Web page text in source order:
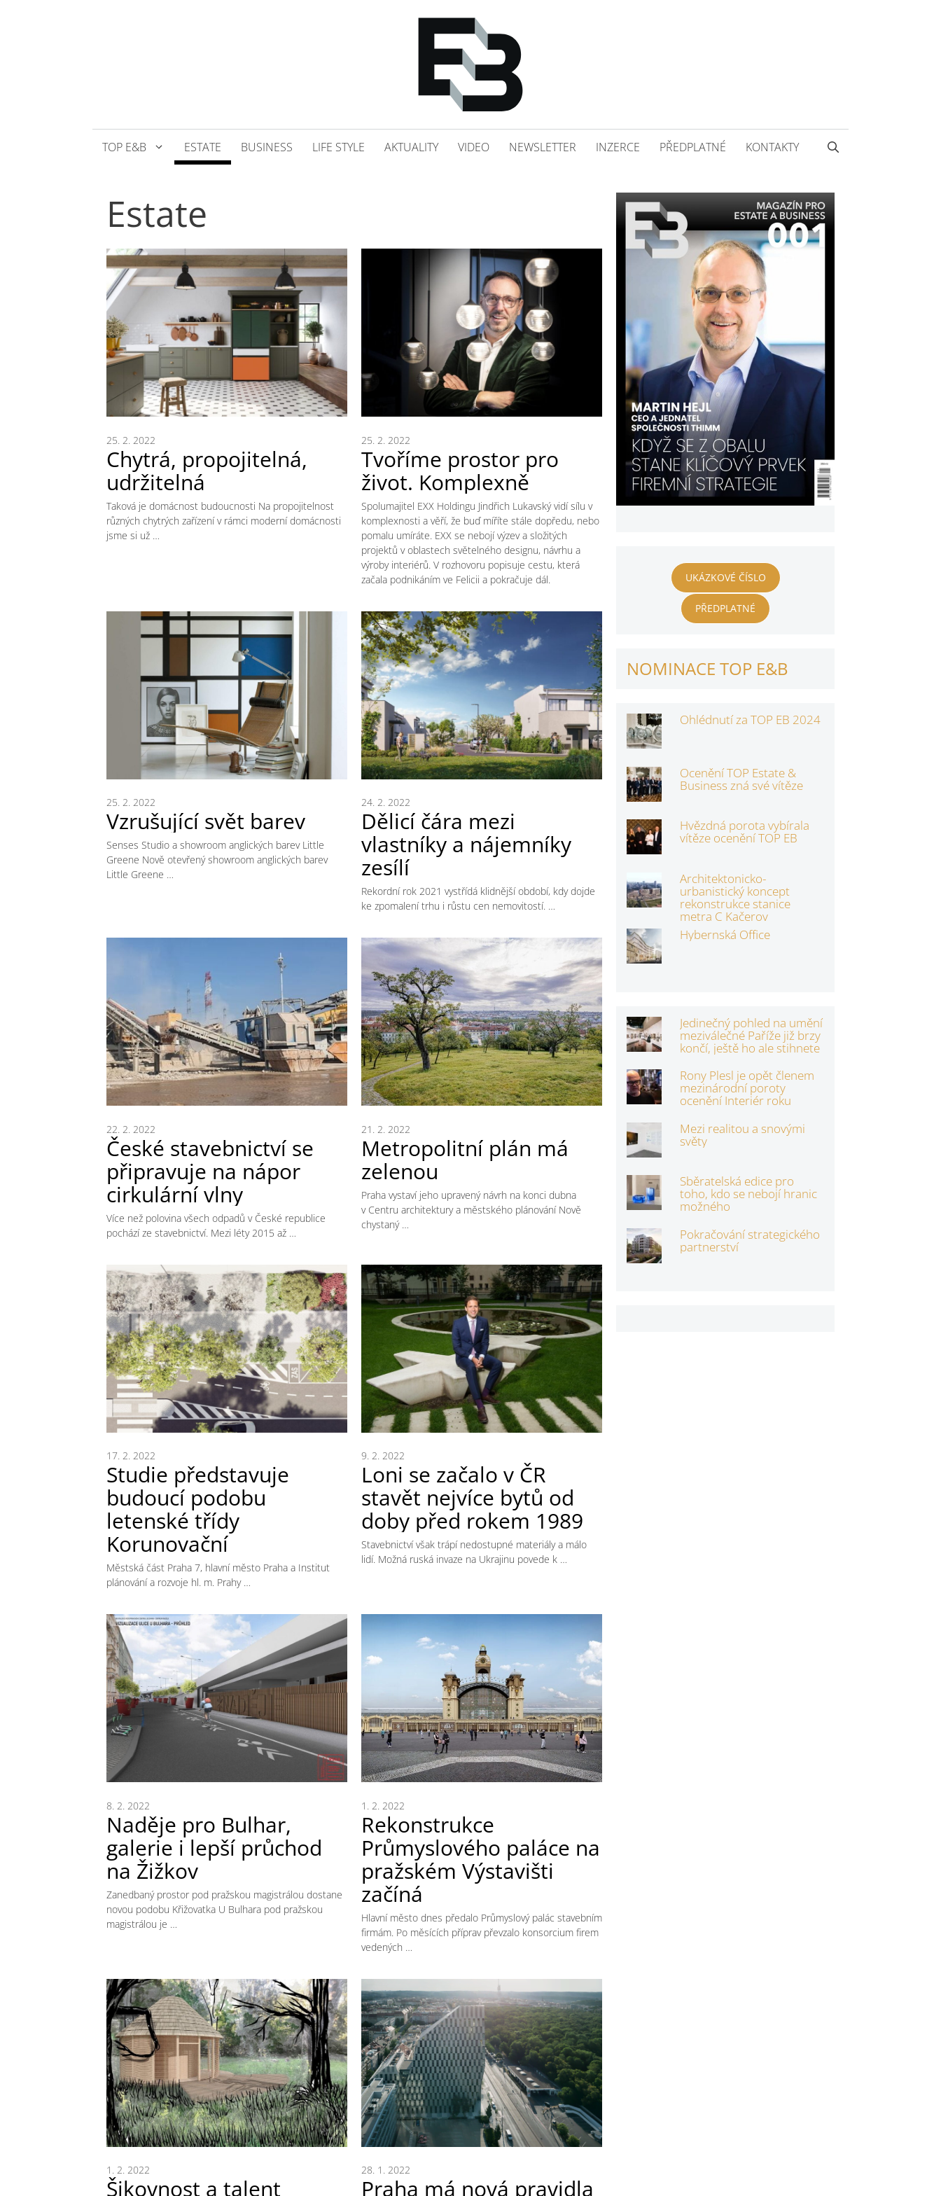
TOP E&B ESTATE BUSINESS LIFE STYLE AKTUALITY VIDEO NEWSLETTER INZERCE PŘEDPLATNÉ KONTAKTY
Estate
Chytrá, propojitelná,
udržitelná
25. 2. 2022
Taková je domácnost budoucnosti Na propojitelnost
různých chytrých zařízení v rámci moderní domácnosti
jsme si už …
Tvoříme prostor pro
život. Komplexně
25. 2. 2022
Spolumajitel EXX Holdingu Jindřich Lukavský vidí sílu v
komplexnosti a věří, že buď míříte stále dopředu, nebo
pomalu umíráte. EXX se nebojí výzev a složitých
projektů v oblastech světelného designu, návrhu a
výroby interiérů. V rozhovoru popisuje cestu, která
začala podnikáním ve Felicii a pokračuje dál.
Vzrušující svět barev
25. 2. 2022
Senses Studio a showroom anglických barev Little
Greene Nově otevřený showroom anglických barev
Little Greene …
Dělicí čára mezi
vlastníky a nájemníky
zesílí
24. 2. 2022
Rekordní rok 2021 vystřídá klidnější období, kdy dojde
ke zpomalení trhu i růstu cen nemovitostí. …
České stavebnictví se
připravuje na nápor
cirkulární vlny
22. 2. 2022
Více než polovina všech odpadů v České republice
pochází ze stavebnictví. Mezi léty 2015 až …
Metropolitní plán má
zelenou
21. 2. 2022
Praha vystaví jeho upravený návrh na konci dubna
v Centru architektury a městského plánování Nově
chystaný …
Studie představuje
budoucí podobu
letenské třídy
Korunovační
17. 2. 2022
Městská část Praha 7, hlavní město Praha a Institut
plánování a rozvoje hl. m. Prahy …
Loni se začalo v ČR
stavět nejvíce bytů od
doby před rokem 1989
9. 2. 2022
Stavebnictví však trápí nedostupné materiály a málo
lidí. Možná ruská invaze na Ukrajinu povede k …
Naděje pro Bulhar,
galerie i lepší průchod
na Žižkov
8. 2. 2022
Zanedbaný prostor pod pražskou magistrálou dostane
novou podobu Křižovatka U Bulhara pod pražskou
magistrálou je …
Rekonstrukce
Průmyslového paláce na
pražském Výstavišti
začíná
1. 2. 2022
Hlavní město dnes předalo Průmyslový palác stavebním
firmám. Po měsících příprav převzalo konsorcium firem
vedených …
Šikovnost a talent
1. 2. 2022
Praha má nová pravidla
28. 1. 2022
UKÁZKOVÉ ČÍSLO
PŘEDPLATNÉ
NOMINACE TOP E&B
Ohlédnutí za TOP EB 2024
Ocenění TOP Estate &
Business zná své vítěze
Hvězdná porota vybírala
vítěze ocenění TOP EB
Architektonicko-
urbanistický koncept
rekonstrukce stanice
metra C Kačerov
Hybernská Office
Jedinečný pohled na umění
meziválečné Paříže již brzy
končí, ještě ho ale stihnete
Rony Plesl je opět členem
mezinárodní poroty
ocenění Interiér roku
Mezi realitou a snovými
světy
Sběratelská edice pro
toho, kdo se nebojí hranic
možného
Pokračování strategického
partnerství